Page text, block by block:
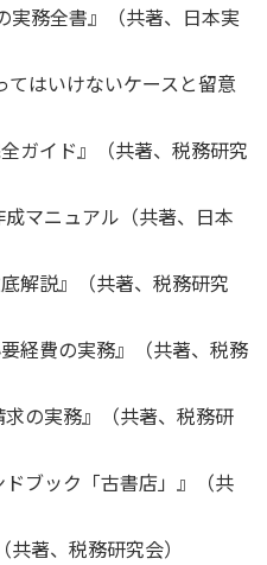
務全書』（共著、日本実
てはいけないケースと留意
ガイド』（共著、税務研究
成マニュアル（共著、日本
解説』（共著、税務研究
経費の実務』（共著、税務
求の実務』（共著、税務研
ドブック「古書店」』（共
著、税務研究会）